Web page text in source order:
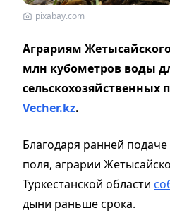
pixabay.com
Аграриям
млн кубометров воды
сельскохозяйственных
Vecher.kz.
Благодаря ранней
поля, аграрии
Туркестанской области
дыни раньше срока.